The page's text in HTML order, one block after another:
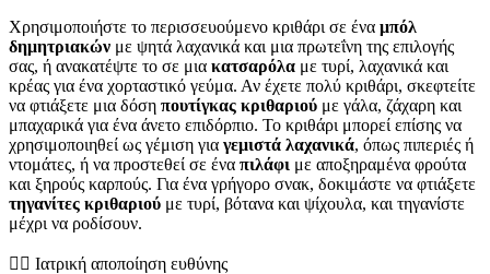
Χρησιμοποιήστε το περισσευούμενο κριθάρι σε ένα μπόλ
δημητριακών με ψητά λαχανικά και μια πρωτεΐνη της επιλογής
σας, ή ανακατέψτε το σε μια κατσαρόλα με τυρί, λαχανικά και
κρέας για ένα χορταστικό γεύμα. Αν έχετε πολύ κριθάρι, σκεφτείτε
να φτιάξετε μια δόση πουτίγκας κριθαριού με γάλα, ζάχαρη και
μπαχαρικά για ένα άνετο επιδόρπιο. Το κριθάρι μπορεί επίσης να
χρησιμοποιηθεί ως γέμιση για γεμιστά λαχανικά, όπως πιπεριές ή
ντομάτες, ή να προστεθεί σε ένα πιλάφι με αποξηραμένα φρούτα
και ξηρούς καρπούς. Για ένα γρήγορο σνακ, δοκιμάστε να φτιάξετε
τηγανίτες κριθαριού με τυρί, βότανα και ψίχουλα, και τηγανίστε
μέχρι να ροδίσουν.
👨‍⚕️️ Ιατρική αποποίηση ευθύνης